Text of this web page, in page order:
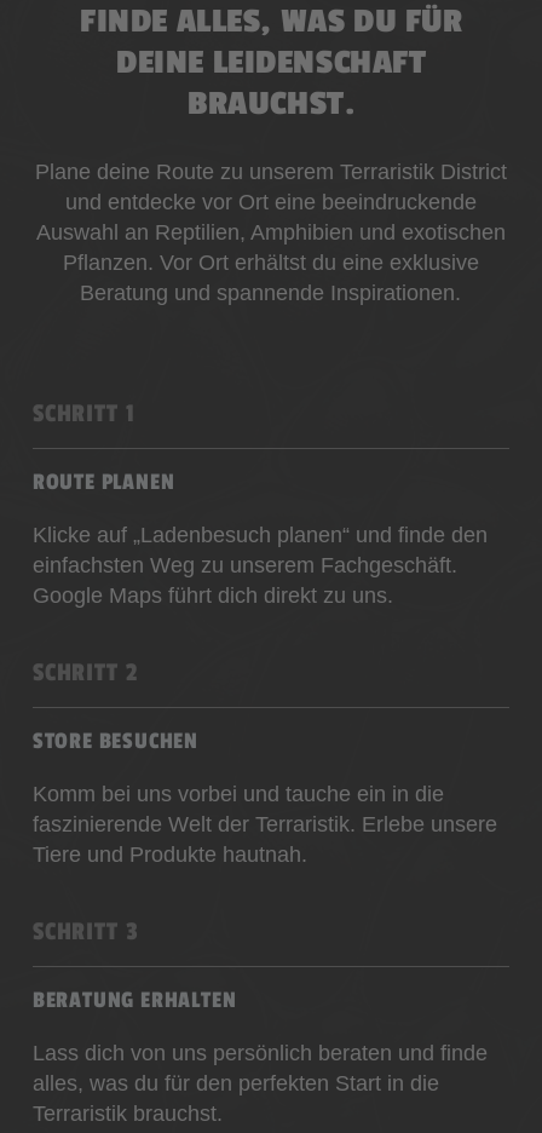
FINDE ALLES, WAS DU FÜR
DEINE LEIDENSCHAFT
BRAUCHST.
Plane deine Route zu unserem Terraristik District
und entdecke vor Ort eine beeindruckende
Auswahl an Reptilien, Amphibien und exotischen
Pflanzen. Vor Ort erhältst du eine exklusive
Beratung und spannende Inspirationen.
SCHRITT 1
ROUTE PLANEN
Klicke auf „Ladenbesuch planen“ und finde den
einfachsten Weg zu unserem Fachgeschäft.
Google Maps führt dich direkt zu uns.
SCHRITT 2
STORE BESUCHEN
Komm bei uns vorbei und tauche ein in die
faszinierende Welt der Terraristik. Erlebe unsere
Tiere und Produkte hautnah.
SCHRITT 3
BERATUNG ERHALTEN
Lass dich von uns persönlich beraten und finde
alles, was du für den perfekten Start in die
Terraristik brauchst.